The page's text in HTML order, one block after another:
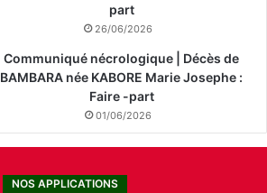
part
26/06/2026
Communiqué nécrologique | Décès de
BAMBARA née KABORE Marie Josephe :
Faire -part
01/06/2026
NOS APPLICATIONS